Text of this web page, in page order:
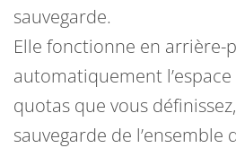
sauvegarde.
Elle fonctionne en arrière-
automatiquement
quotas que vous
sauvegarde de l’ensemble